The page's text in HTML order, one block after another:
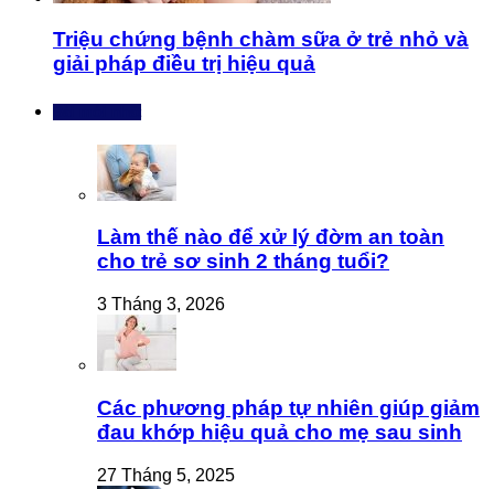
Triệu chứng bệnh chàm sữa ở trẻ nhỏ và
giải pháp điều trị hiệu quả
Làm thế nào để xử lý đờm an toàn
cho trẻ sơ sinh 2 tháng tuổi?
3 Tháng 3, 2026
Các phương pháp tự nhiên giúp giảm
đau khớp hiệu quả cho mẹ sau sinh
27 Tháng 5, 2025